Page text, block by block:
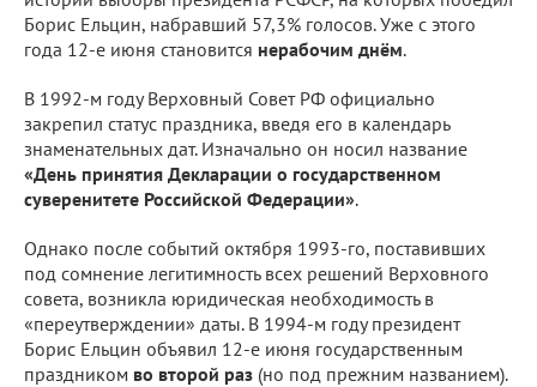
Борис Ельцин, набравший 57,3% голосов. Уже с этого
года 12-е июня становится нерабочим днём.
В 1992-м году Верховный Совет РФ официально
закрепил статус праздника, введя его в календарь
знаменательных дат. Изначально он носил название
«День принятия Декларации о государственном
суверенитете Российской Федерации».
Однако после событий октября 1993-го, поставивших
под сомнение легитимность всех решений Верховного
совета, возникла юридическая необходимость в
«переутверждении» даты. В 1994-м году президент
Борис Ельцин объявил 12-е июня государственным
праздником во второй раз (но под прежним названием).